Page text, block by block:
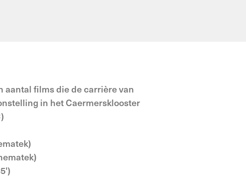
aantal films die de carrière van
in het Caermersklooster